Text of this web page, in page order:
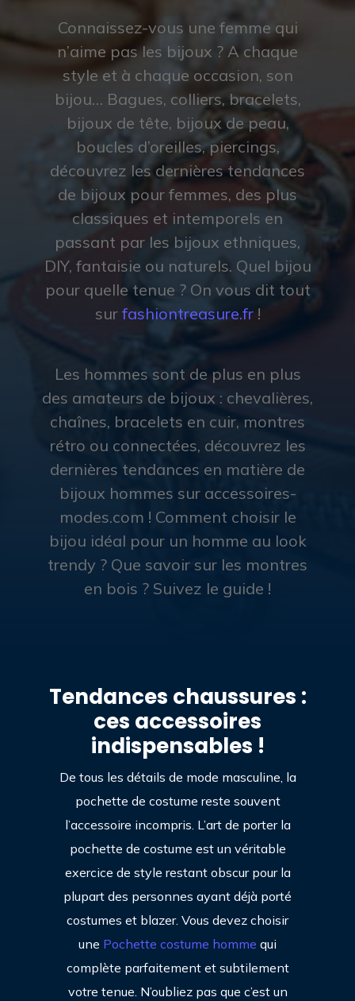
Connaissez-vous une femme qui
n’aime pas les bijoux ? A chaque
style et à chaque occasion, son
bijou… Bagues, colliers, bracelets,
bijoux de tête, bijoux de peau,
boucles d’oreilles, piercings,
découvrez les dernières tendances
de bijoux pour femmes, des plus
classiques et intemporels en
passant par les bijoux ethniques,
DIY, fantaisie ou naturels. Quel bijou
pour quelle tenue ? On vous dit tout
sur fashiontreasure.fr!
Les hommes sont de plus en plus
des amateurs de bijoux : chevalières,
chaînes, bracelets en cuir, montres
rétro ou connectées, découvrez les
dernières tendances en matière de
bijoux hommes sur accessoires-
modes.com ! Comment choisir le
bijou idéal pour un homme au look
trendy ? Que savoir sur les montres
en bois ? Suivez le guide !
Tendances chaussures :
ces accessoires
indispensables !
De tous les détails de mode masculine, la
pochette de costume reste souvent
l’accessoire incompris. L’art de porter la
pochette de costume est un véritable
exercice de style restant obscur pour la
plupart des personnes ayant déjà porté
costumes et blazer. Vous devez choisir
une Pochette costume homme qui
complète parfaitement et subtilement
votre tenue. N’oubliez pas que c’est un